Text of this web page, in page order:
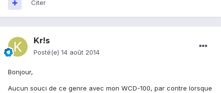
Citer
Kr!s
Posté(e) 14 août 2014
Bonjour,
Aucun souci de ce genre avec mon WCD-100, par contre lorsque